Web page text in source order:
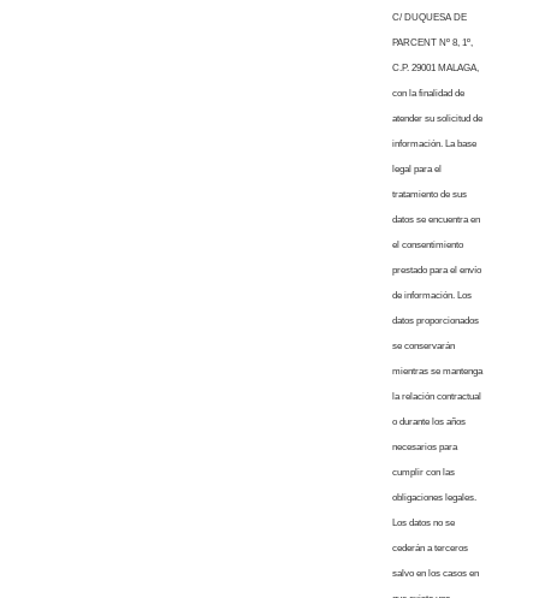
C/ DUQUESA DE
PARCENT Nº 8, 1º,
C.P. 29001 MALAGA,
con la finalidad de
atender su solicitud de
información. La base
legal para el
tratamiento de sus
datos se encuentra en
el consentimiento
prestado para el envío
de información. Los
datos proporcionados
se conservarán
mientras se mantenga
la relación contractual
o durante los años
necesarios para
cumplir con las
obligaciones legales.
Los datos no se
cederán a terceros
salvo en los casos en